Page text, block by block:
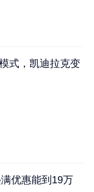
式，凯迪拉克变
优惠能到19万